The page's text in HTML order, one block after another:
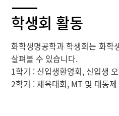
학생회 활동
화학생명공학과 학생회는 화학
살펴볼 수 있습니다.
1학기 : 신입생환영회, 신입생
2학기 : 체육대회, MT 및 대동제